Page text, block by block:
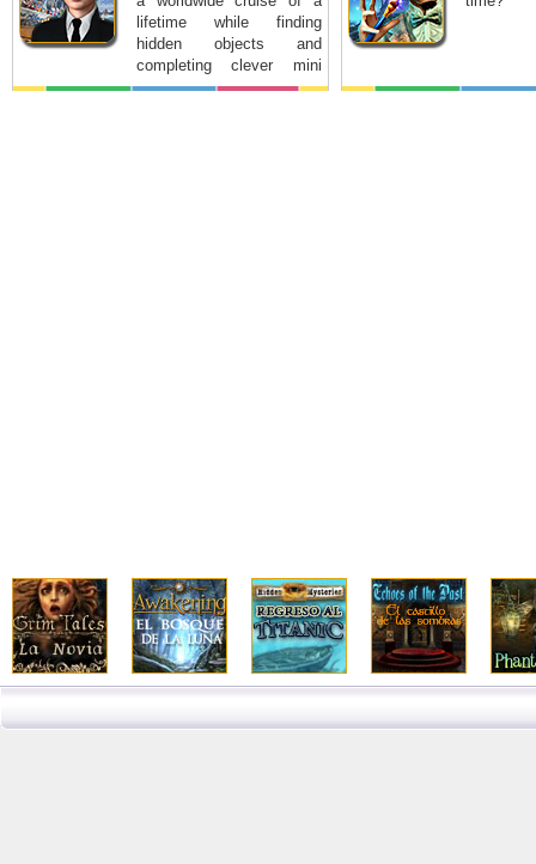
lifetime while finding
hidden objects and
completing clever mini
games.